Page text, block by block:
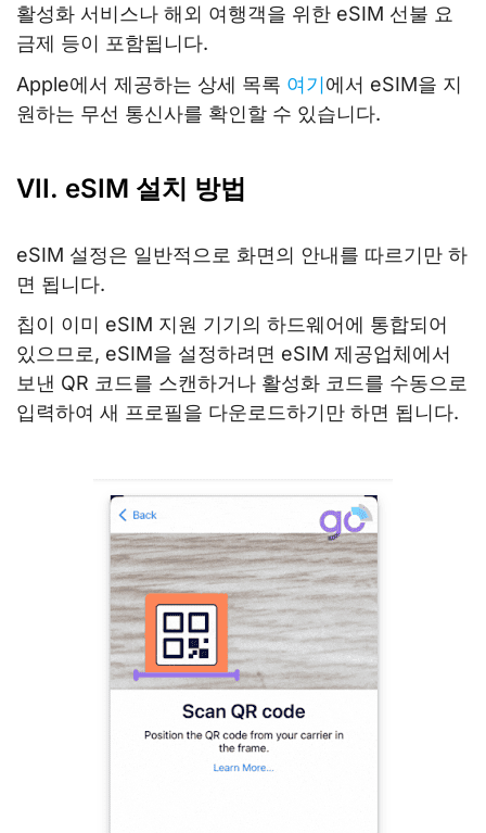
활성화 서비스나 해외 여행객을 위한 eSIM 선불 요
금제 등이 포함됩니다.
Apple에서 제공하는 상세 목록 여기에서 eSIM을 지
원하는 무선 통신사를 확인할 수 있습니다.
VII. eSIM 설치 방법
eSIM 설정은 일반적으로 화면의 안내를 따르기만 하
면 됩니다.
칩이 이미 eSIM 지원 기기의 하드웨어에 통합되어
있으므로, eSIM을 설정하려면 eSIM 제공업체에서
보낸 QR 코드를 스캔하거나 활성화 코드를 수동으로
입력하여 새 프로필을 다운로드하기만 하면 됩니다.